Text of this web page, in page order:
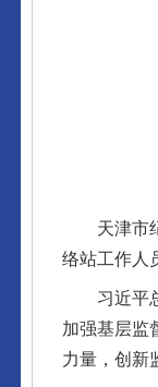
天津市纪
络站工作人
习近平总
加强基层监
力量，创新